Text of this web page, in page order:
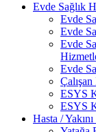
Evde Sağlık
Evde
Evde
Evde
Evde
ESYS
ESYS
Hasta /